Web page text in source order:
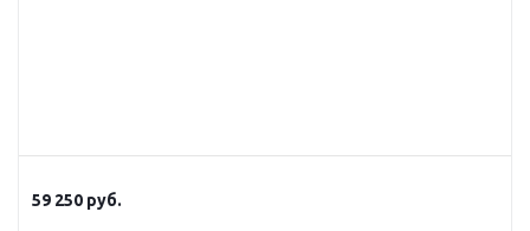
59 250 руб.